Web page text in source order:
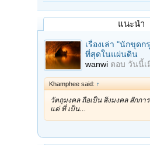
แนะนำ
เรื่องเล่า "นักขุดก
ที่สุดในแผ่นดิน
wanwi ตอบ วันนี้เ
Khamphee said: ↑
วัตถุมงคล ถือเป็น สิ่งมงคล สักกา
แต่ ที่ เป็น…